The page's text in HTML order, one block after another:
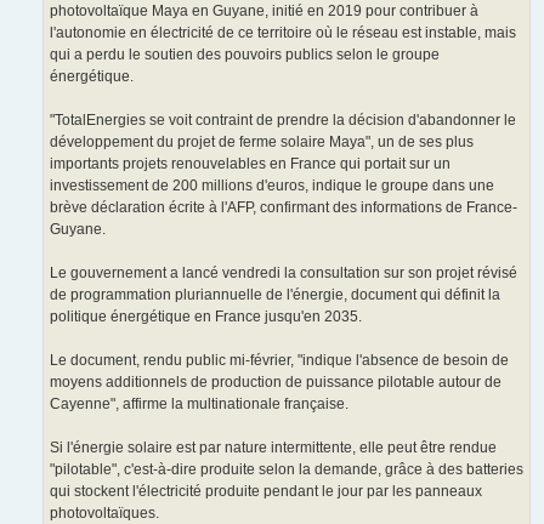
photovoltaïque Maya en Guyane, initié en 2019 pour contribuer à
l'autonomie en électricité de ce territoire où le réseau est instable, mais
qui a perdu le soutien des pouvoirs publics selon le groupe
énergétique.
"TotalEnergies se voit contraint de prendre la décision d'abandonner le
développement du projet de ferme solaire Maya", un de ses plus
importants projets renouvelables en France qui portait sur un
investissement de 200 millions d'euros, indique le groupe dans une
brève déclaration écrite à l'AFP, confirmant des informations de France-
Guyane.
Le gouvernement a lancé vendredi la consultation sur son projet révisé
de programmation pluriannuelle de l'énergie, document qui définit la
politique énergétique en France jusqu'en 2035.
Le document, rendu public mi-février, "indique l'absence de besoin de
moyens additionnels de production de puissance pilotable autour de
Cayenne", affirme la multinationale française.
Si l'énergie solaire est par nature intermittente, elle peut être rendue
"pilotable", c'est-à-dire produite selon la demande, grâce à des batteries
qui stockent l'électricité produite pendant le jour par les panneaux
photovoltaïques.